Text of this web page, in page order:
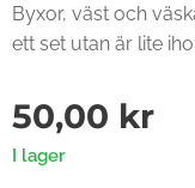
Byxor, väst och
ett set utan är lite
50,00 kr
I lager